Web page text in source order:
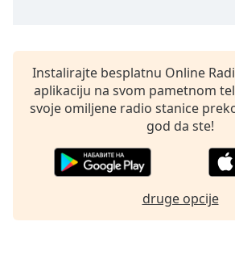
Family
End
Instalirajte besplatnu Online
aplikaciju na svom pametnom
svoje omiljene radio stanice
god da ste!
druge opcije